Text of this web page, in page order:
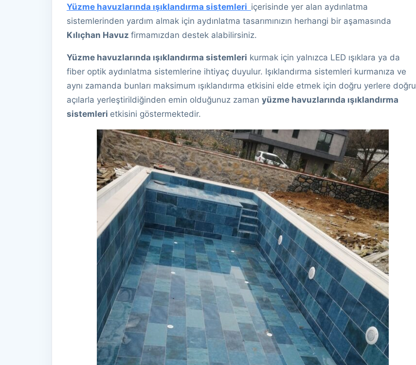
Yüzme havuzlarında ışıklandırma sistemleri içerisinde yer alan aydınlatma
sistemlerinden yardım almak için aydınlatma tasarımınızın herhangi bir aşamasında
Kılıçhan Havuz firmamızdan destek alabilirsiniz.
Yüzme havuzlarında ışıklandırma sistemleri kurmak için yalnızca LED ışıklara ya da
fiber optik aydınlatma sistemlerine ihtiyaç duyulur. Işıklandırma sistemleri kurmanıza ve
aynı zamanda bunları maksimum ışıklandırma etkisini elde etmek için doğru yerlere doğru
açılarla yerleştirildiğinden emin olduğunuz zaman yüzme havuzlarında ışıklandırma
sistemleri etkisini göstermektedir.